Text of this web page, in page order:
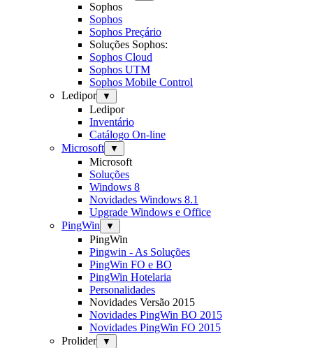
Sophos
Sophos
Sophos Preçário
Soluções Sophos:
Sophos Cloud
Sophos UTM
Sophos Mobile Control
Ledipor
▼
Ledipor
Inventário
Catálogo On-line
Microsoft
▼
Microsoft
Soluções
Windows 8
Novidades Windows 8.1
Upgrade Windows e Office
PingWin
▼
PingWin
Pingwin - As Soluções
PingWin FO e BO
PingWin Hotelaria
Personalidades
Novidades Versão 2015
Novidades PingWin BO 2015
Novidades PingWin FO 2015
Prolider
▼